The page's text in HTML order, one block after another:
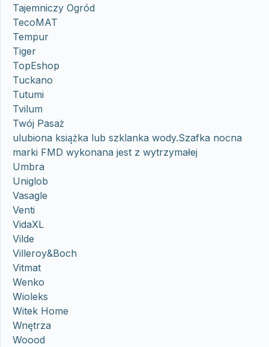
Tajemniczy Ogród
TecoMAT
Tempur
Tiger
TopEshop
Tuckano
Tutumi
Tvilum
Twój Pasaż
ulubiona książka lub szklanka wody.Szafka nocna
marki FMD wykonana jest z wytrzymałej
Umbra
Uniglob
Vasagle
Venti
VidaXL
Vilde
Villeroy&Boch
Vitmat
Wenko
Wioleks
Witek Home
Wnętrza
Woood